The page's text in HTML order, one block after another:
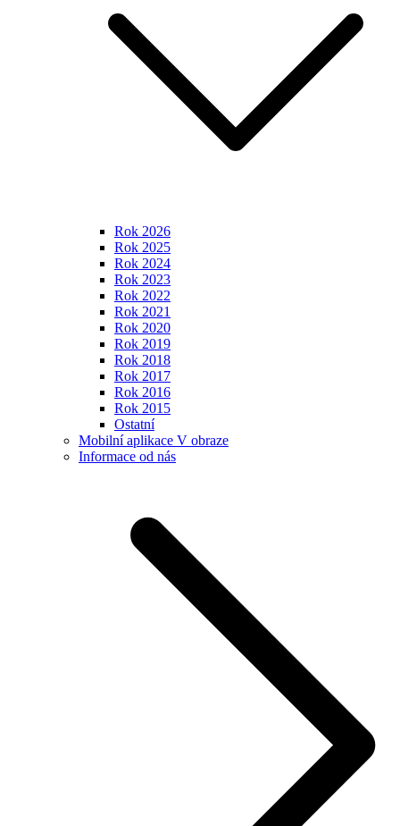
Rok 2026
Rok 2025
Rok 2024
Rok 2023
Rok 2022
Rok 2021
Rok 2020
Rok 2019
Rok 2018
Rok 2017
Rok 2016
Rok 2015
Ostatní
Mobilní aplikace V obraze
Informace od nás